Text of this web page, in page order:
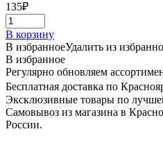
135₽
В корзину
В избранноеУдалить из
В избранное
Регулярно обновляем
Бесплатная доставка по
Эксклюзивные товары по
Самовывоз из магазина в
России.